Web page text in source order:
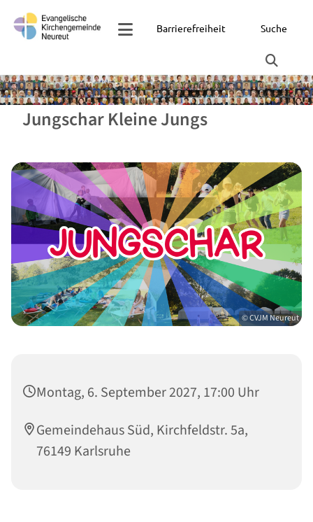
Barrierefreiheit Suche
Jungschar Kleine Jungs
© CVJM Neureut
Montag, 6. September 2027, 17:00 Uhr
Gemeindehaus Süd, Kirchfeldstr. 5a,
76149 Karlsruhe